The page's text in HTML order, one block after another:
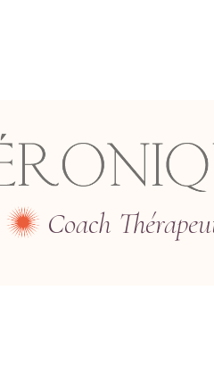
Coach